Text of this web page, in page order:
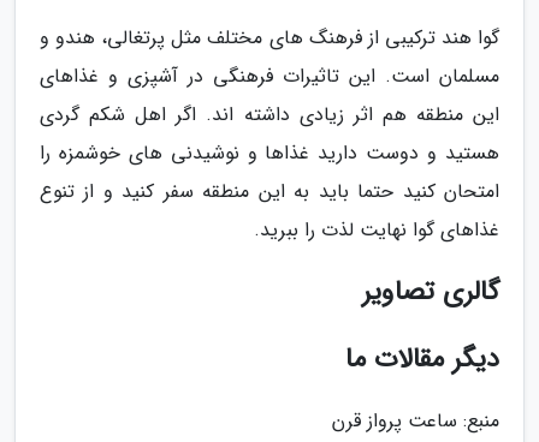
گوا هند ترکیبی از فرهنگ های مختلف مثل پرتغالی، هندو و
مسلمان است. این تاثیرات فرهنگی در آشپزی و غذاهای
این منطقه هم اثر زیادی داشته اند. اگر اهل شکم گردی
هستید و دوست دارید غذاها و نوشیدنی های خوشمزه را
امتحان کنید حتما باید به این منطقه سفر کنید و از تنوع
غذاهای گوا نهایت لذت را ببرید.
گالری تصاویر
دیگر مقالات ما
منبع: ساعت پرواز قرن